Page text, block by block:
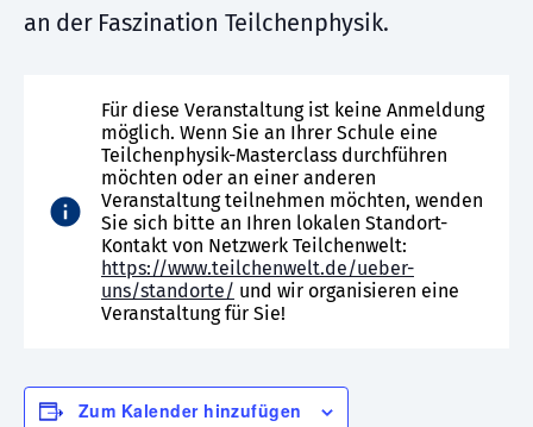
an der Faszination Teilchenphysik.
Für diese Veranstaltung ist keine Anmeldung
möglich. Wenn Sie an Ihrer Schule eine
Teilchenphysik-Masterclass durchführen
möchten oder an einer anderen
Veranstaltung teilnehmen möchten, wenden
Sie sich bitte an Ihren lokalen Standort-
Kontakt von Netzwerk Teilchenwelt:
https://www.teilchenwelt.de/ueber-
uns/standorte/ und wir organisieren eine
Veranstaltung für Sie!
Zum Kalender hinzufügen